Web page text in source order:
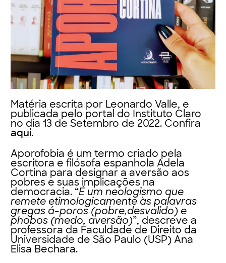
Matéria escrita por Leonardo Valle, e
publicada pelo portal do Instituto Claro
no dia 13 de Setembro de 2022. Confira
aqui.
Aporofobia é um termo criado pela
escritora e filósofa espanhola Adela
Cortina para designar a aversão aos
pobres e suas implicações na
democracia. “É um neologismo que
remete etimologicamente às palavras
gregas á-poros (pobre,desvalido) e
phobos (medo, aversão)”, descreve a
professora da Faculdade de Direito da
Universidade de São Paulo (USP) Ana
Elisa Bechara.